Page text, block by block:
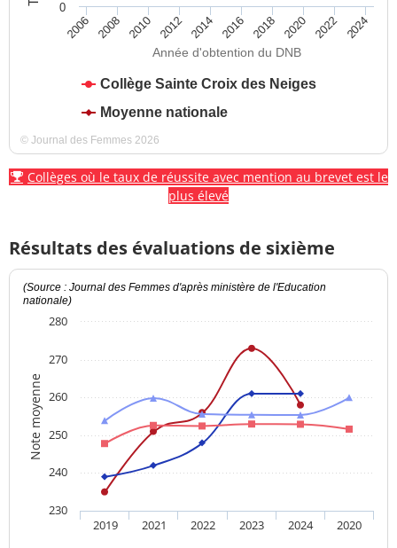
Année d'obtention du DNB
Collège Sainte Croix des Neiges
Moyenne nationale
2006 2008 2010 2012 2014 2016 2018 2020 2022 2024
0
© Journal des Femmes 2026
Collèges où le taux de réussite avec mention au brevet est le
plus élevé
Résultats des évaluations de sixième
Note moyenne
(Source : Journal des Femmes d'après ministère de l'Education
nationale)
2019 2021 2022 2023 2024 2020
230
240
250
260
270
280